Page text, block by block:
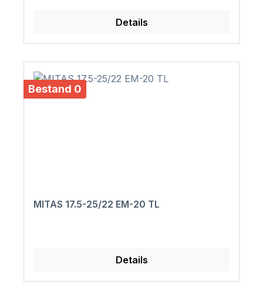
Details
Bestand 0
MITAS 17.5-25/22 EM-20 TL
Details